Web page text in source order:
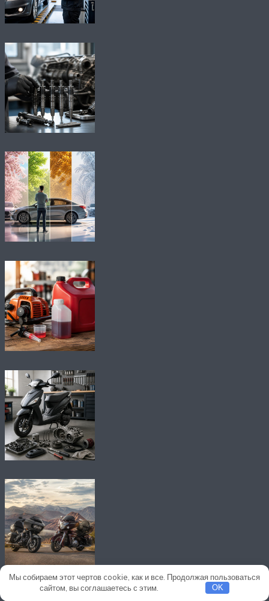
Мы собираем этот чертов cookie, как и все. Продолжая пользоваться
сайтом, вы соглашаетесь с этим.
OK